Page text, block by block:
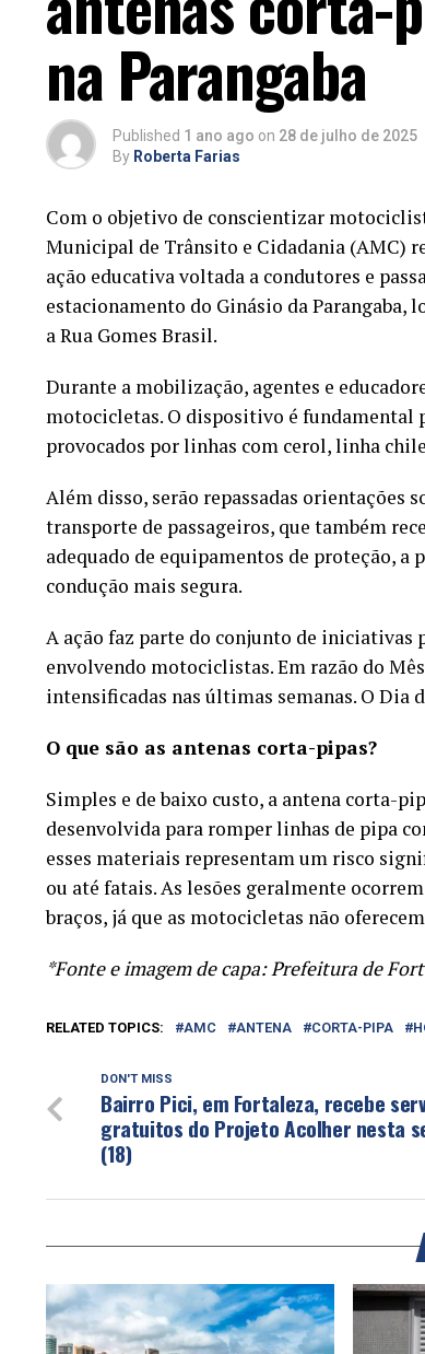
na Parangaba
Published 1 ano ago on 28 de julho de 2025
By Roberta Farias
Com o objetivo de conscientizar
Municipal de Trânsito e Cidadania (AMC)
ação educativa voltada a condutores e
estacionamento do Ginásio da Parangaba,
a Rua Gomes Brasil.
Durante a mobilização, agentes e
motocicletas. O dispositivo é fundamental
provocados por linhas com cerol, linha
Além disso, serão repassadas orientações
transporte de passageiros, que também
adequado de equipamentos de proteção,
condução mais segura.
A ação faz parte do conjunto de iniciativas
envolvendo motociclistas. Em razão do
intensificadas nas últimas semanas. O
O que são as antenas corta-pipas?
Simples e de baixo custo, a antena corta-
desenvolvida para romper linhas de pipa
esses materiais representam um risco
ou até fatais. As lesões geralmente
braços, já que as motocicletas não
*Fonte e imagem de capa: Prefeitura de
RELATED TOPICS: AMC ANTENA CORTA-PIPA
DON'T MISS
Bairro Pici, em Fortaleza, recebe
gratuitos do Projeto Acolher nesta
(18)